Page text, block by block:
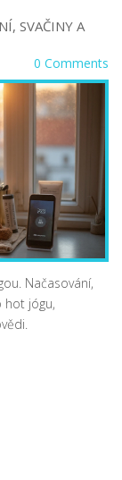
SVAČINY A
0 Comments
Načasování,
hot jógu,